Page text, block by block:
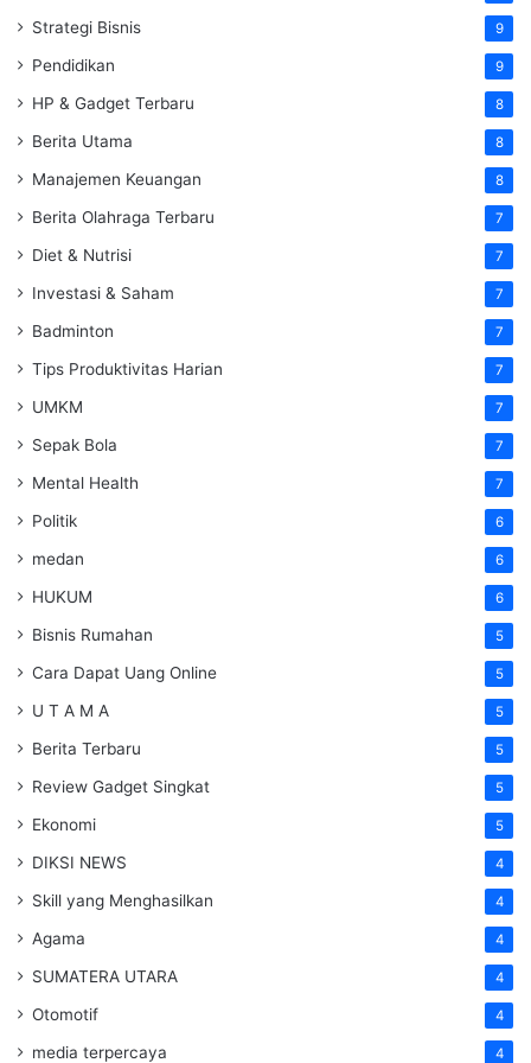
Strategi Bisnis 9
Pendidikan 9
HP & Gadget Terbaru 8
Berita Utama 8
Manajemen Keuangan 8
Berita Olahraga Terbaru 7
Diet & Nutrisi 7
Investasi & Saham 7
Badminton 7
Tips Produktivitas Harian 7
UMKM 7
Sepak Bola 7
Mental Health 7
Politik 6
medan 6
HUKUM 6
Bisnis Rumahan 5
Cara Dapat Uang Online 5
U T A M A 5
Berita Terbaru 5
Review Gadget Singkat 5
Ekonomi 5
DIKSI NEWS 4
Skill yang Menghasilkan 4
Agama 4
SUMATERA UTARA 4
Otomotif 4
media terpercaya 4